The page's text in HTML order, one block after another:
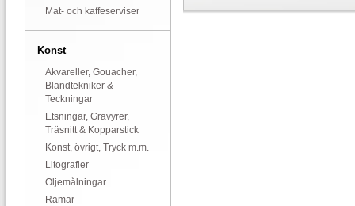
Mat- och kaffeserviser
Konst
Akvareller, Gouacher,
Blandtekniker &
Teckningar
Etsningar, Gravyrer,
Träsnitt & Kopparstick
Konst, övrigt, Tryck m.m.
Litografier
Oljemålningar
Ramar